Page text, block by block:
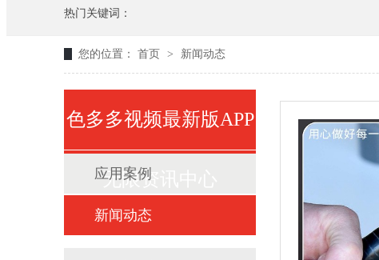
热门关键词：
您的位置： 首页 > 新闻动态
色多多视频最新版APP
无限资讯中心
应用案例
新闻动态